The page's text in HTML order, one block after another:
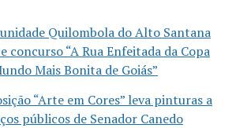
Quilombola do Alto Santana
concurso “A Rua Enfeitada da Copa
Mais Bonita de Goiás”
“Arte em Cores” leva pinturas a
públicos de Senador Canedo